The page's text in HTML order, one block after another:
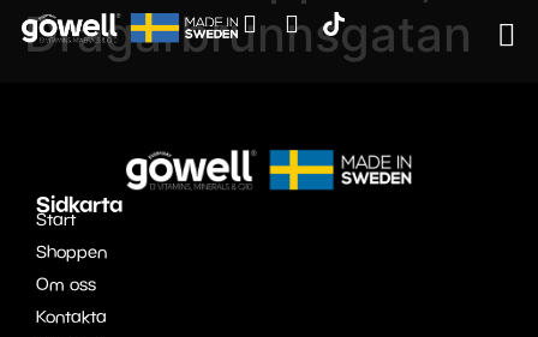
Dragarbrunnsgatan
Sidkarta
Start
Shoppen
Om oss
Kontakta